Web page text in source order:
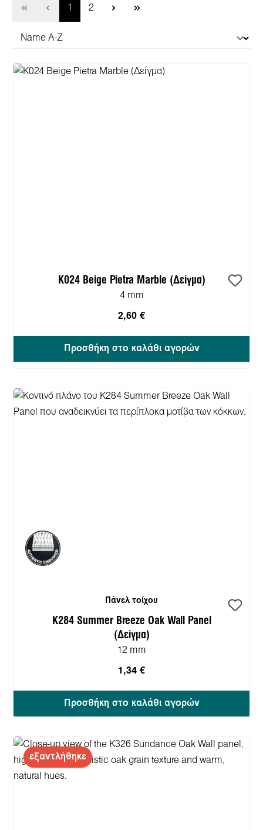
Σελίδα
1 Σελίδα
2
K024 Beige Pietra Marble (Δείγμα)
4 mm
2,60 €
Προσθήκη στο καλάθι αγορών
Πάνελ τοίχου
K284 Summer Breeze Oak Wall Panel
(Δείγμα)
12 mm
1,34 €
Προσθήκη στο καλάθι αγορών
εξαντλήθηκε